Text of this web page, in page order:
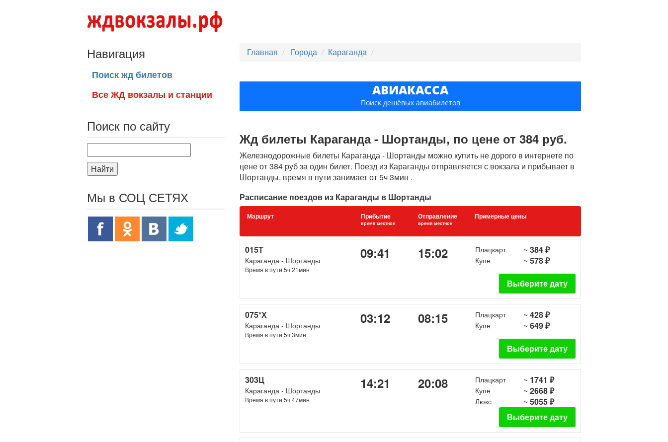
Главная Города Караганда
АВИАКАССА
Поиск дешёвых авиабилетов
Жд билеты Караганда - Шортанды, по цене от 384 руб.
Железнодорожные билеты Караганда - Шортанды можно купить не дорого в интернете по
цене от 384 руб за один билет. Поезд из Караганды отправляется с вокзала и прибывает в
Шортанды, время в пути занимает от 5ч 3мин .
Расписание поездов из Караганды в Шортанды
Маршрут Прибытие
время местное
Отправление
время местное
Примерные цены
015Т
Караганда - Шортанды
Время в пути 5ч 21мин
09:41 15:02 Плацкарт ~ 384 ₽
Купе ~ 578 ₽
Выберите дату
075*Х
Караганда - Шортанды
Время в пути 5ч 3мин
03:12 08:15 Плацкарт ~ 428 ₽
Купе ~ 649 ₽
Выберите дату
303Ц
Караганда - Шортанды
Время в пути 5ч 47мин
14:21 20:08 Плацкарт ~ 1741 ₽
Купе ~ 2668 ₽
Люкс ~ 5055 ₽
Выберите дату
Навигация
Поиск жд билетов
Все ЖД вокзалы и станции
Поиск по сайту
Найти
Мы в СОЦ СЕТЯХ